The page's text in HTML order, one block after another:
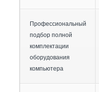
Профессиональный
подбор полной
комплектации
оборудования
компьютера